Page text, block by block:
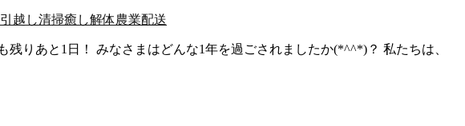
引越し清掃癒し解体農業配送
りあと1日！ みなさまはどんな1年を過ごされましたか(*^^*)？ 私たちは、